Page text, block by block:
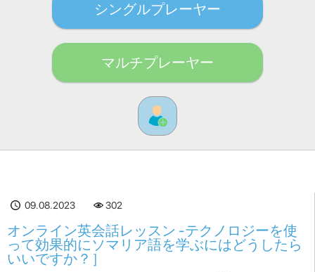
シングルプレーヤー
マルチプレーヤー
09.08.2023 302
オンライン英会話レッスン -テクノロジーを使
って効果的にソマリア語を学ぶにはどうしたら
いいですか？］